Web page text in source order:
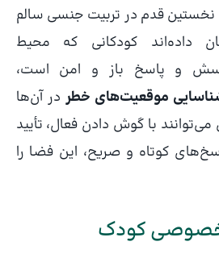
نخستین قدم در تربیت جنسی سالم
داده‌اند کودکانی که محیط
و پاسخ باز و امن است،
موقعیت‌های خطر در آن‌ها
با گوش دادن فعال، تأیید
کوتاه و صریح، این فضا را
خصوصی کودک